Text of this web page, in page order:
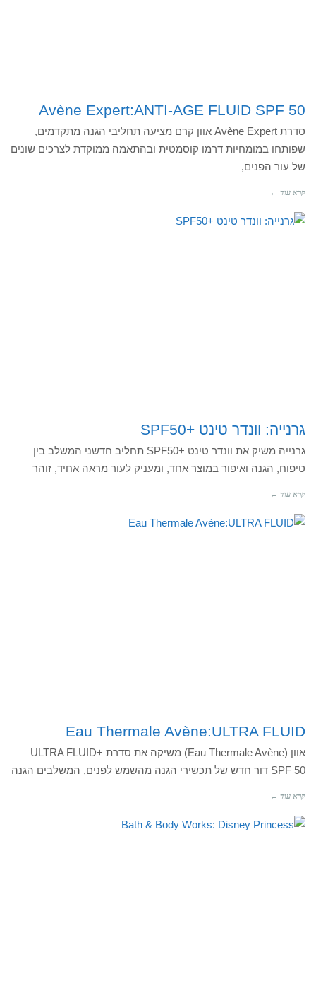
Avène Expert:ANTI-AGE FLUID SPF 50
סדרת Avène Expert אוון קרם מציעה תחליבי הגנה מתקדמים,
שפותחו במומחיות דרמו קוסמטית ובהתאמה ממוקדת לצרכים שונים
של עור הפנים,
קרא עוד ←
גרנייה: וונדר טינט +SPF50
גרנייה משיק את וונדר טינט +SPF50 תחליב חדשני המשלב בין
טיפוח, הגנה ואיפור במוצר אחד, ומעניק לעור מראה אחיד, זוהר
קרא עוד ←
Eau Thermale Avène:ULTRA FLUID
אוון (Eau Thermale Avène) משיקה את סדרת +ULTRA FLUID
SPF 50 דור חדש של תכשירי הגנה מהשמש לפנים, המשלבים הגנה
קרא עוד ←